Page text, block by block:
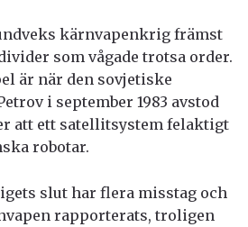
kärnvapenkrig främst
som vågade trotsa order.
är när den sovjetiske
i september 1983 avstod
att ett satellitsystem felaktigt
robotar.
slut har flera misstag och
rapporterats, troligen